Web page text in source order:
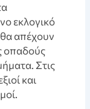
εκλογικό
απέχουν
οπαδούς
Στις
και